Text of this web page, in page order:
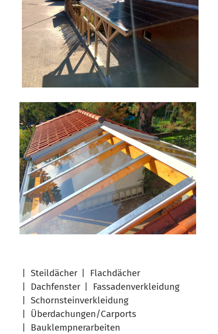
Steil­dä­cher
Flach­dä­cher
Dach­fens­ter
Fas­sa­den­ver­klei­dung
Schorn­stein­ver­klei­dung
Überdachungen/Carports
Bau­klemp­ner­ar­bei­ten